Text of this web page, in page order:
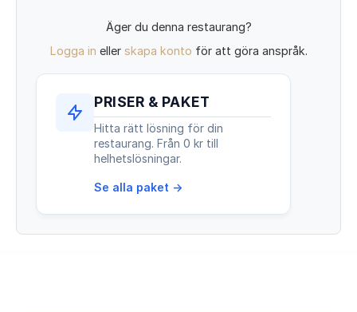
Äger du denna restaurang?
Logga in eller skapa konto för att göra anspråk.
PRISER & PAKET
Hitta rätt lösning för din
restaurang. Från 0 kr till
helhetslösningar.
Se alla paket →